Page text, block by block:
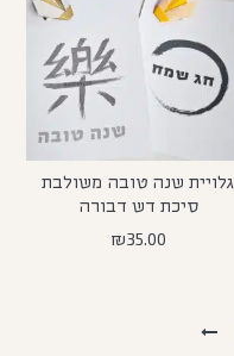
גלויית שנה טובה משולבת
סיכת דש דבורה
₪35.00